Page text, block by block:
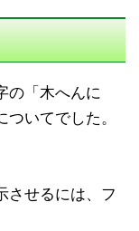
の「木へんに
いてでした。
させるには、フ